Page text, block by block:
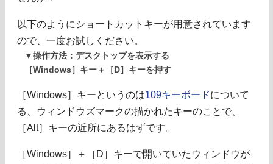
以下のようにショートカットキーが用意されています
ので、一度お試しください。
▼操作方法：デスクトップを表示する
［Windows］キー＋［D］キーを押す
［Windows］キーというのは109キーボードについて
る、ウィンドウズマークの描かれたキーのことで、
［Alt］キーの近所にあるはずです。
［Windows］＋［D］キーで開いていたウィンドウが